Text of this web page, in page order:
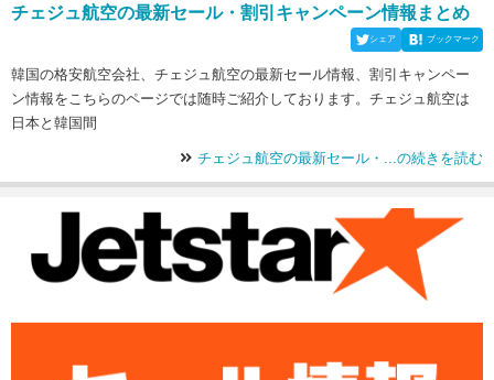
チェジュ航空の最新セール・割引キャンペーン情報まとめ
シェア ブックマーク
韓国の格安航空会社、チェジュ航空の最新セール情報、割引キャンペー
ン情報をこちらのページでは随時ご紹介しております。チェジュ航空は
日本と韓国間
チェジュ航空の最新セール・...の続きを読む